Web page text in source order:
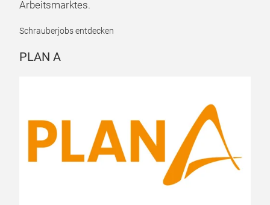
Ressourcen und Tipps für beide Seiten des
Arbeitsmarktes.
Schrauberjobs entdecken